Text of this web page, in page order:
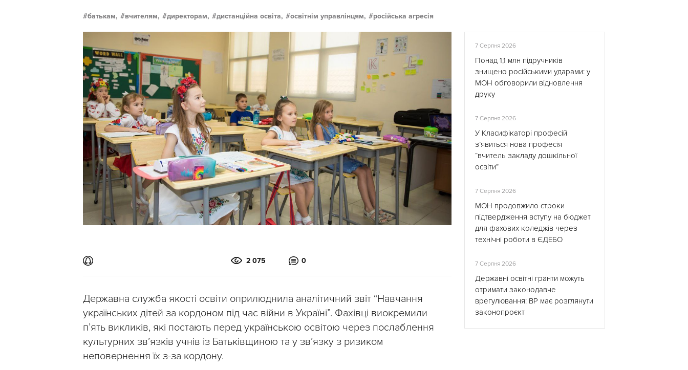
батькам, вчителям, директорам, дистанційна освіта, освітнім управлінцям, російська агресія
2 075 0
Державна служба якості освіти оприлюднила аналітичний звіт “Навчання
українських дітей за кордоном під час війни в Україні”. Фахівці виокремили
п’ять викликів, які постають перед українською освітою через послаблення
культурних зв’язків учнів із Батьківщиною та у зв’язку з ризиком
неповернення їх з-за кордону.
7 Серпня 2026
Понад 1,1 млн підручників
знищено російськими ударами: у
МОН обговорили відновлення
друку
7 Серпня 2026
У Класифікаторі професій
з’явиться нова професія
“вчитель закладу дошкільної
освіти”
7 Серпня 2026
МОН продовжило строки
підтвердження вступу на бюджет
для фахових коледжів через
технічні роботи в ЄДЕБО
7 Серпня 2026
Державні освітні гранти можуть
отримати законодавче
врегулювання: ВР має розглянути
законопроєкт